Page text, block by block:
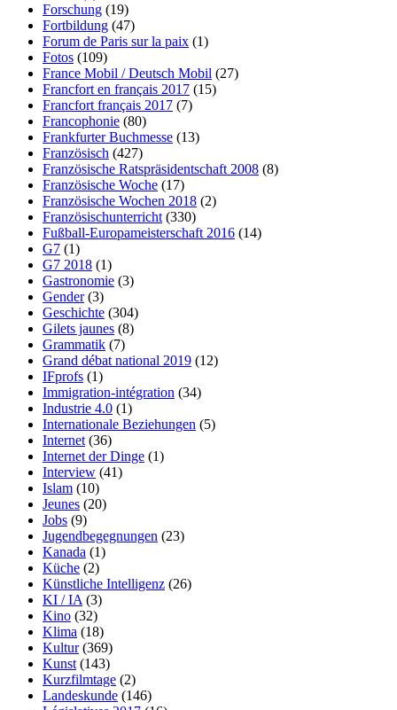
Forschung (19)
Fortbildung (47)
Forum de Paris sur la paix (1)
Fotos (109)
France Mobil / Deutsch Mobil (27)
Francfort en français 2017 (15)
Francfort français 2017 (7)
Francophonie (80)
Frankfurter Buchmesse (13)
Französisch (427)
Französische Ratspräsidentschaft 2008 (8)
Französische Woche (17)
Französische Wochen 2018 (2)
Französischunterricht (330)
Fußball-Europameisterschaft 2016 (14)
G7 (1)
G7 2018 (1)
Gastronomie (3)
Gender(3)
Geschichte (304)
Gilets jaunes (8)
Grammatik (7)
Grand débat national 2019 (12)
IFprofs (1)
Immigration-intégration (34)
Industrie 4.0 (1)
Internationale Beziehungen (5)
Internet (36)
Internet der Dinge (1)
Interview (41)
Islam (10)
Jeunes (20)
Jobs (9)
Jugendbegegnungen (23)
Kanada (1)
Küche (2)
Künstliche Intelligenz (26)
KI / IA (3)
Kino (32)
Klima (18)
Kultur(369)
Kunst (143)
Kurzfilmtage (2)
Landeskunde (146)